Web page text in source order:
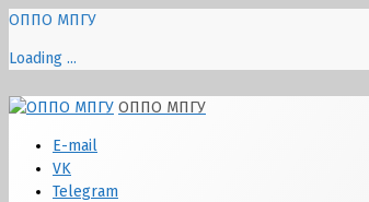
ОППО МПГУ
Loading ...
Перейти
содержимому
ОППО МПГУ
E-mail
VK
Telegram